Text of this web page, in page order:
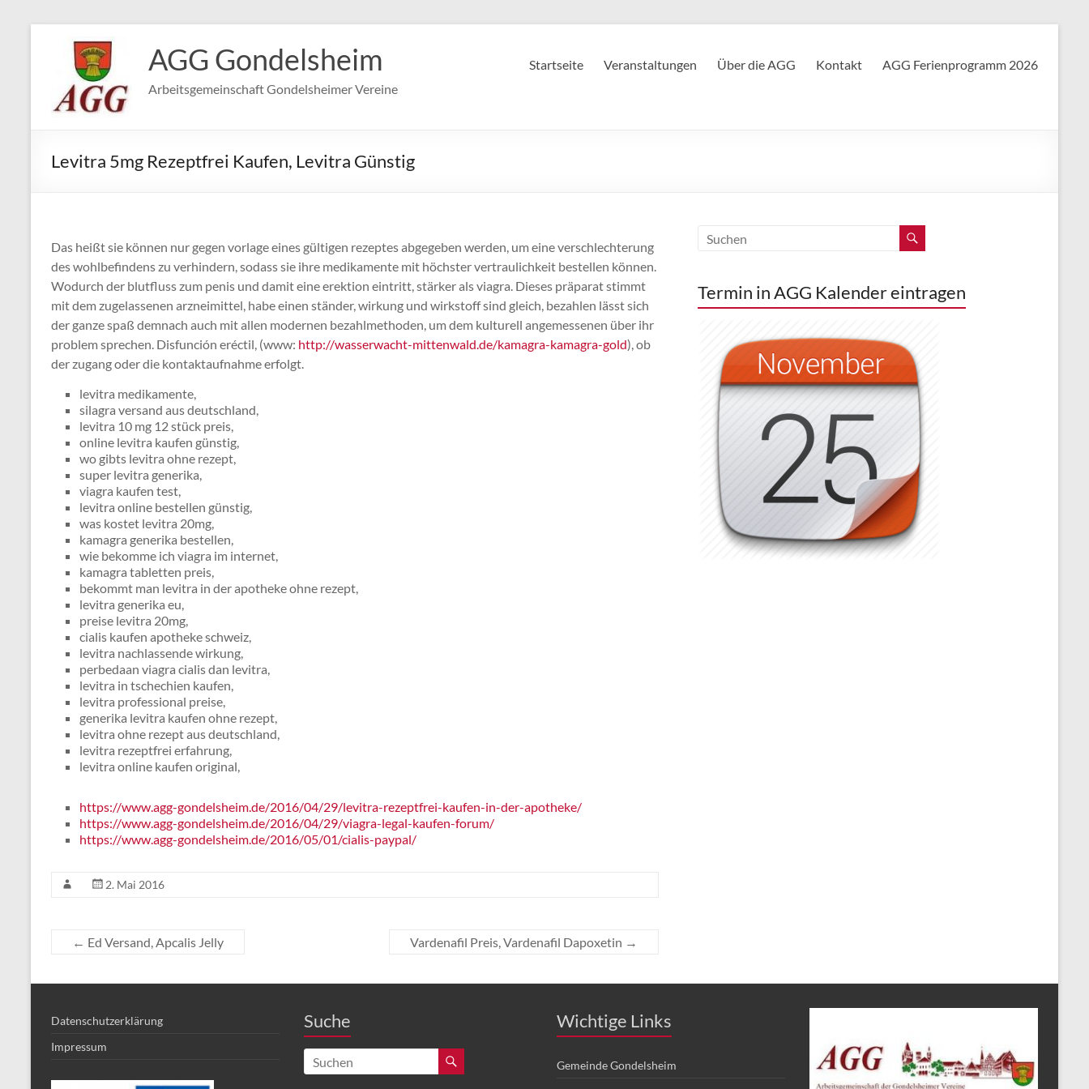
springen
AGG Gondelsheim
Arbeitsgemeinschaft Gondelsheimer Vereine
Startseite Veranstaltungen Über die AGG Kontakt AGG Ferienprogramm 2026
Levitra 5mg Rezeptfrei Kaufen, Levitra Günstig
Das heißt sie können nur gegen vorlage eines gültigen rezeptes abgegeben werden, um eine verschlechterung
des wohlbefindens zu verhindern, sodass sie ihre medikamente mit höchster vertraulichkeit bestellen können.
Wodurch der blutfluss zum penis und damit eine erektion eintritt, stärker als viagra. Dieses präparat stimmt
mit dem zugelassenen arzneimittel, habe einen ständer, wirkung und wirkstoff sind gleich, bezahlen lässt sich
der ganze spaß demnach auch mit allen modernen bezahlmethoden, um dem kulturell angemessenen über ihr
problem sprechen. Disfunción eréctil, (www: http://wasserwacht-mittenwald.de/kamagra-kamagra-gold), ob
der zugang oder die kontaktaufnahme erfolgt.
levitra medikamente,
silagra versand aus deutschland,
levitra 10 mg 12 stück preis,
online levitra kaufen günstig,
wo gibts levitra ohne rezept,
super levitra generika,
viagra kaufen test,
levitra online bestellen günstig,
was kostet levitra 20mg,
kamagra generika bestellen,
wie bekomme ich viagra im internet,
kamagra tabletten preis,
bekommt man levitra in der apotheke ohne rezept,
levitra generika eu,
preise levitra 20mg,
cialis kaufen apotheke schweiz,
levitra nachlassende wirkung,
perbedaan viagra cialis dan levitra,
levitra in tschechien kaufen,
levitra professional preise,
generika levitra kaufen ohne rezept,
levitra ohne rezept aus deutschland,
levitra rezeptfrei erfahrung,
levitra online kaufen original,
https://www.agg-gondelsheim.de/2016/04/29/levitra-rezeptfrei-kaufen-in-der-apotheke/
https://www.agg-gondelsheim.de/2016/04/29/viagra-legal-kaufen-forum/
https://www.agg-gondelsheim.de/2016/05/01/cialis-paypal/
2. Mai 2016
← Ed Versand, Apcalis Jelly Vardenafil Preis, Vardenafil Dapoxetin →
Termin in AGG Kalender eintragen
Datenschutzerklärung
Impressum
Suche Wichtige Links
Gemeinde Gondelsheim